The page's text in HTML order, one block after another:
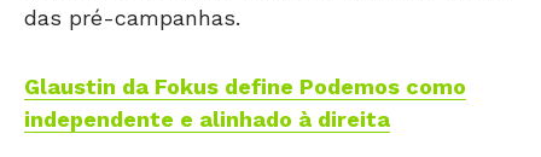
das pré-campanhas.
Glaustin da Fokus define Podemos como
independente e alinhado à direita